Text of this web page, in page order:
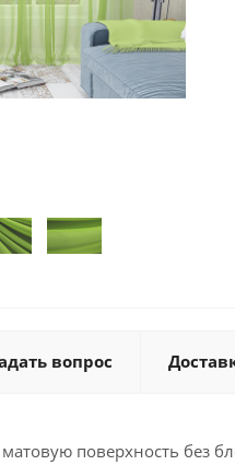
вопрос
поверхность без